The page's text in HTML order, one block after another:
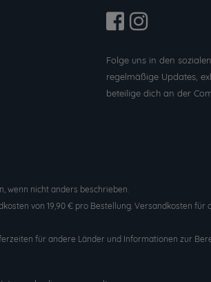
Folge uns in den
regelmäßige Updates,
beteilige dich an der
wenn nicht anders beschrieben.
von 19,90 € pro Bestellung. Versandkosten für
für andere Länder und Informationen zur